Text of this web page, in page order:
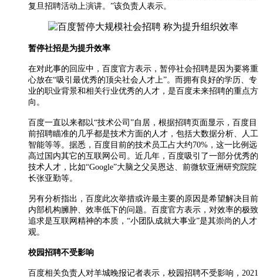
复旦招聘活动上演讲。”该负责人表示。
暂停社招是为提升效率
在对此事的回应中，百度官方表示，暂停社会招聘是因为要将重
心放在“吸引最优秀的顶尖社会人才上”。而拥有良好的学历、专
业的职业背景和相关行业优秀的人才，是百度未来招聘的重点方
向。
百度一直以来都以“技术公司”自居，根据招聘页面显示，百度目
前招聘瞄准的几乎都是技术方面的人才，包括大数据分析、人工
智能等等。据悉，百度目前的技术员工占大约70%，这一比例远
高过国内其它的互联网公司。近几年，百度吸引了一部分优秀的
技术人才，比如“Google”大脑之父吴恩达、前微软亚洲研究院院
长张亚勤等。
另有分析指出，百度此次举措或许最主要的原因是希望解决目前
内部机构臃肿、效率低下的问题。百度官方表示，对效率的极致
追求是互联网精神的本质，“小团队成就大事业”是其崇尚的人才
观。
校园招聘不受影响
百度相关负责人对羊城晚报记者表示，校园招聘不受影响，2021